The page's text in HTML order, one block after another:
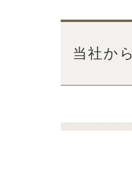
当社か